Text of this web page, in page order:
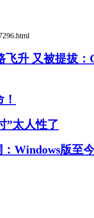
升 又被提拔：
”太人性了
Windows版至